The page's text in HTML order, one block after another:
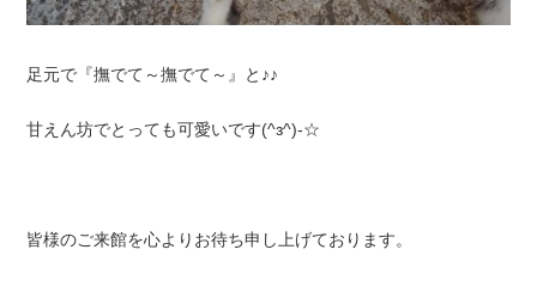
足元で『撫でて～撫でて～』と♪♪
甘えん坊でとっても可愛いです(^з^)-☆
皆様のご来館を心よりお待ち申し上げております。